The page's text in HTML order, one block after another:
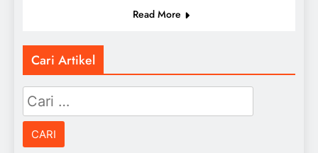
Read More
Cari Artikel
Cari
untuk: